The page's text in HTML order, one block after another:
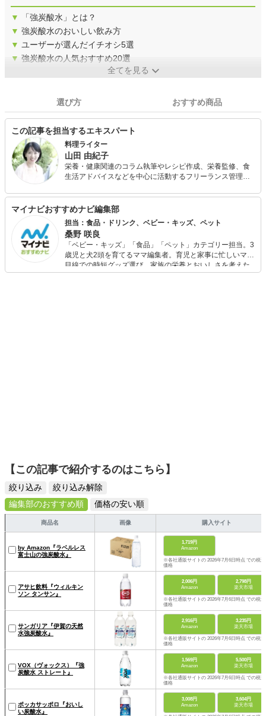
▼
「強炭酸水」とは？
▼ 強炭酸水のおいしい飲み方
▼ ユーザーが選んだイチオシ5選
▼ 強炭酸水の人気おすすめ20選
全てを見る
選び方 おすすめ商品
この記事を担当するエキスパート
料理ライター
山田 由紀子
栄養・健康関連のコラム執筆やレシピ作成、栄養監修、食
生活アドバイスなどを中心に活動するフリーランス管理栄
の献立作成、給食管理を行う。その後、病院で栄養管理、
栄養指導、調理などの業務に従事。在職中に管理栄養士免
許を取得。 出産を機にフリーに転向し、保健センターなど
で栄養指導・食事相談を行うほか、料理教室や発酵食づく
りのワークショップを主催。
マイナビおすすめナビ編集部
担当：食品・ドリンク、ベビー・キッズ、ペット
桑野 咲良
「ベビー・キッズ」「食品」「ペット」カテゴリー担当。3
歳児と犬2頭を育てるママ編集者。育児と家事に忙しいママ
目線での時短グッズ選び、家族の栄養とおいしさを考えた
食品選び、束の間のリラックスタイムを楽しむためのスイ
【この記事で紹介するのはこちら】
絞り込み
絞り込み解除
編集部のおすすめ順
価格の安い順
商品名 画像 購入サイト
by Amazon『ラベルレス
富士山の強炭酸水』
1,719円
Amazon
※各社通販サイトの 2026年7月6日時点 での税込
価格
アサヒ飲料『ウィルキン
ソン タンサン』
2,006円
Amazon
2,798円
楽天市場
※各社通販サイトの 2026年7月6日時点 での税込
価格
サンガリア『伊賀の天然
水強炭酸水』
2,916円
Amazon
3,235円
楽天市場
※各社通販サイトの 2026年7月6日時点 での税込
価格
VOX（ヴォックス）『強
炭酸水 ストレート』
1,569円
Amazon
5,500円
楽天市場
※各社通販サイトの 2026年7月6日時点 での税込
価格
ポッカサッポロ『おいし
い炭酸水』
3,008円
Amazon
3,604円
楽天市場